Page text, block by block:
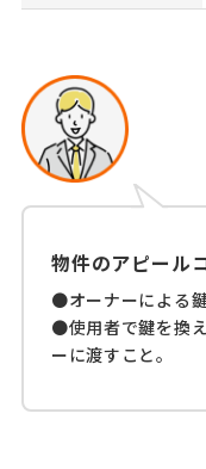
物件のアピール
●オーナーによる
●使用者で鍵を換
ーに渡すこと。